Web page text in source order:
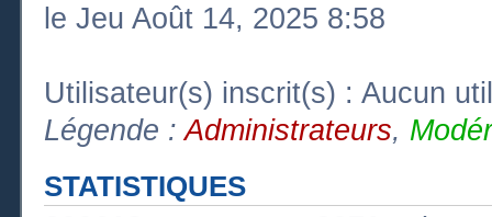
le Jeu Août 14, 2025 8:58
Utilisateur(s) inscrit(s) : Aucun
Légende :Administrateurs,
STATISTIQUES